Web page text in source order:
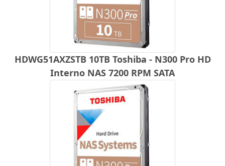
HDWG51AXZSTB 10TB Toshiba - N300 Pro HD
Interno NAS 7200 RPM SATA